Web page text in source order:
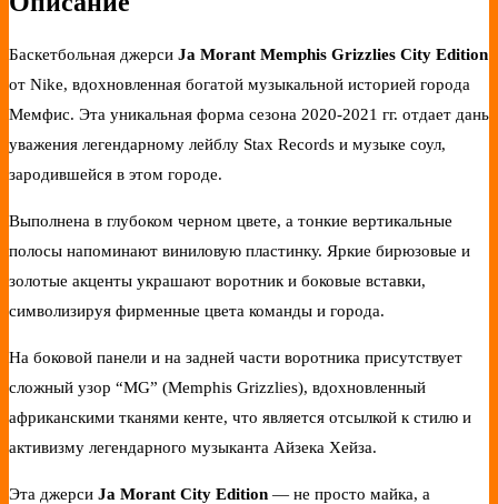
Баскетбольная джерси Ja Morant Memphis Grizzlies City Edition
от Nike, вдохновленная богатой музыкальной историей города
Мемфис. Эта уникальная форма сезона 2020-2021 гг. отдает дань
уважения легендарному лейблу Stax Records и музыке соул,
зародившейся в этом городе.
Выполнена в глубоком черном цвете, а тонкие вертикальные
полосы напоминают виниловую пластинку. Яркие бирюзовые и
золотые акценты украшают воротник и боковые вставки,
символизируя фирменные цвета команды и города.
На боковой панели и на задней части воротника присутствует
сложный узор “MG” (Memphis Grizzlies), вдохновленный
африканскими тканями кенте, что является отсылкой к стилю и
активизму легендарного музыканта Айзека Хейза.
Эта джерси Ja Morant City Edition — не просто майка, а